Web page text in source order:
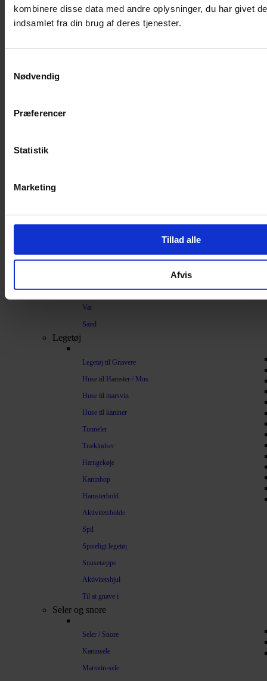
kombinere disse data med andre oplysninger, du har givet
indsamlet fra din brug af deres tjenester.
Nødvendig
Præferencer
Statistik
Marketing
Tillad alle
Afvis
Overdækning løbegård
Savsmuld
Bommuld
Træpiller
Vat
Sand
Legetøj
Legetøj til Gnavere
Huse til Hamster / Mus
Huse til marsvin
Huse til kaniner
Tunneler
Træklodser
Hængekøje
Kaninhop
Hamsterbold
Aktivitetsbolde
Spil
Spiseligt legetøj
Snusetæppe
Aktivitetshjul
Til at gnave i
Seler og snore
Seler / Snore
Kaninsele
Marsvin-sele